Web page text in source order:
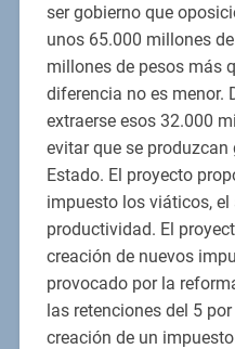
ser gobierno que
unos 65.000 millones
millones de pesos más
diferencia no es menor.
extraerse esos 32.000
evitar que se
Estado. El proyecto
impuesto los viáticos,
productividad. El
creación de nuevos
provocado por la
las retenciones del 5
creación de un